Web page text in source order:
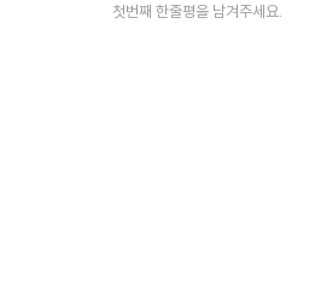
첫번째 한줄평을 남겨주세요.